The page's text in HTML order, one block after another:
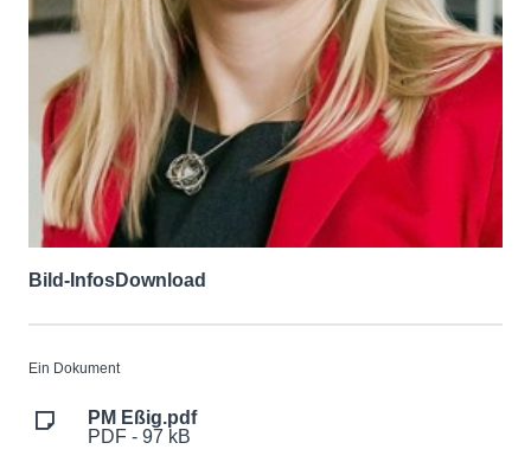
Bild-InfosDownload
Ein Dokument
PM Eßig.pdf
PDF - 97 kB